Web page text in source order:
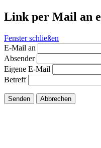
Link per Mail an
Fenster schließen
E-Mail an
Absender
Eigene E-Mail
Betreff
Senden Abbrechen